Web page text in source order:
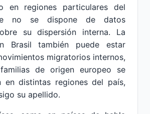
en regiones particulares del
no se dispone de datos
su dispersión interna. La
Brasil también puede estar
migratorios internos,
de origen europeo se
en distintas regiones del país,
su apellido.